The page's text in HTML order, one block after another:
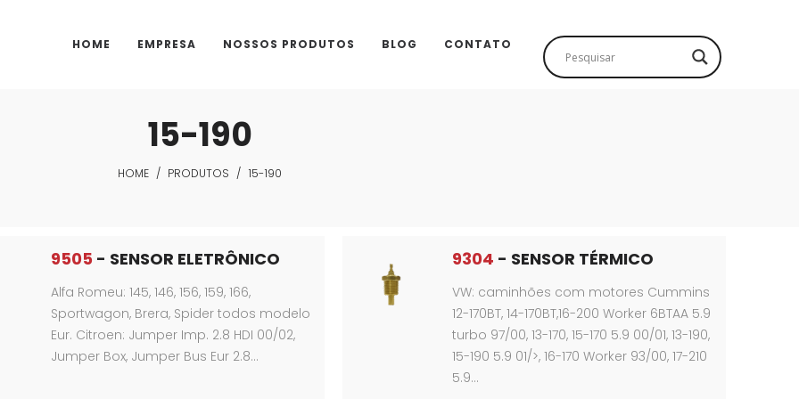
HOME EMPRESA NOSSOS PRODUTOS BLOG CONTATO
15-190
HOME / PRODUTOS / 15-190
9505 - SENSOR ELETRÔNICO
Alfa Romeu: 145, 146, 156, 159, 166,
Sportwagon, Brera, Spider todos modelo
Eur. Citroen: Jumper Imp. 2.8 HDI 00/02,
Jumper Box, Jumper Bus Eur 2.8…
9304 - SENSOR TÉRMICO
VW: caminhões com motores Cummins
12-170BT, 14-170BT,16-200 Worker 6BTAA 5.9
turbo 97/00, 13-170, 15-170 5.9 00/01, 13-190,
15-190 5.9 01/>, 16-170 Worker 93/00, 17-210
5.9…